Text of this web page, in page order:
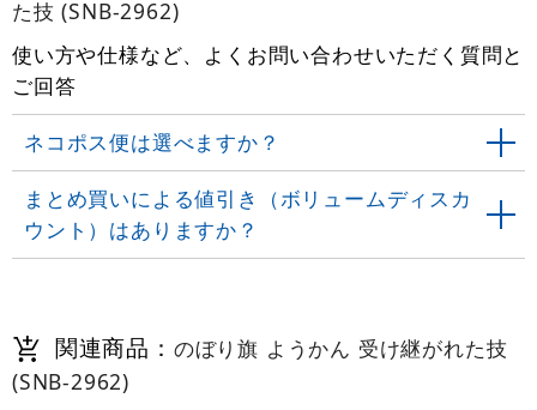
た技 (SNB-2962)
使い方や仕様など、よくお問い合わせいただく質問と
ご回答
ネコポス便は選べますか？
まとめ買いによる値引き（ボリュームディスカ
ウント）はありますか？
関連商品： のぼり旗 ようかん 受け継がれた技
(SNB-2962)